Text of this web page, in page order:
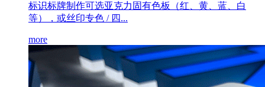
标识标牌制作可选亚克力固有色板（红、黄、蓝、白
等），或丝印专色 / 四...
more